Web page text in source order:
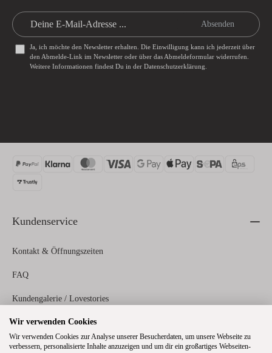
Absenden
Ja, ich möchte den Newsletter erhalten. Die Einwilligung kann ich jederzeit über
den Abmelde-Link im Newsletter oder über das Abmeldeformularwiderrufen.
Weitere Informationen findest Du in der Datenschutzerklärung
Kundenservice
Kontakt & Öffnungszeiten
FAQ
Kundengalerie / Lovestories
Zahlungs- und Versandinformationen
Wir verwenden Cookies
Wir verwenden Cookies zur Analyse unserer Besucherdaten, um unsere Webseite zu
verbessern, personalisierte Inhalte anzuzeigen und um dir ein großartiges Webseiten-